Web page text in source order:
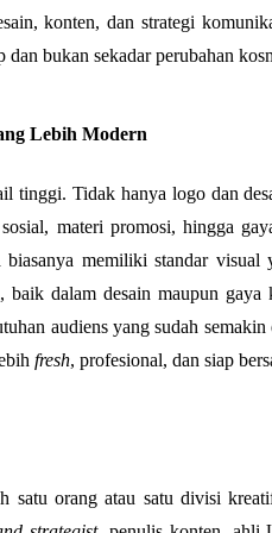
konten, dan strategi
bukan sekadar perubahan
Lebih Modern
tinggi. Tidak hanya logo dan
materi promosi, hingga
memiliki standar visual
baik dalam desain maupun gaya
audiens yang sudah semakin
fresh, profesional, dan siap
satu orang atau satu divisi